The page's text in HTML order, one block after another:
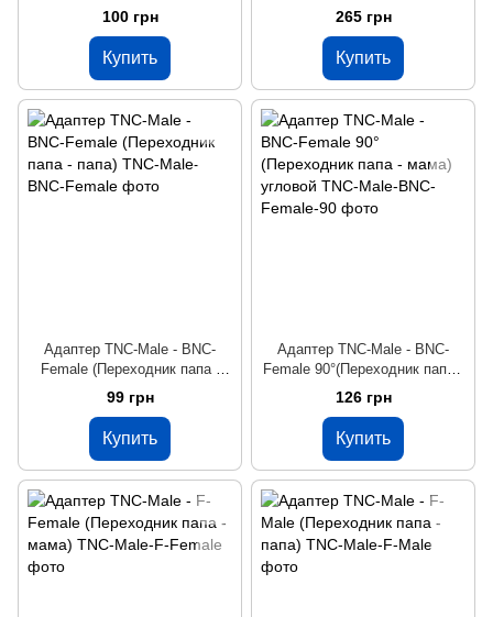
мама - мама)
100 грн
Купить
мама) фланцевый
265 грн
Купить
Адаптер TNC-Male - BNC-
Female (Переходник папа -
папа)
99 грн
Купить
Адаптер TNC-Male - BNC-
Female 90°(Переходник папа -
мама) угловой
126 грн
Купить